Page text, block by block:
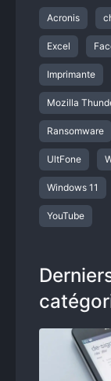
Acronis
Excel
Imprimante
Mozilla
Ransomware
UltFone
Windows 11
YouTube